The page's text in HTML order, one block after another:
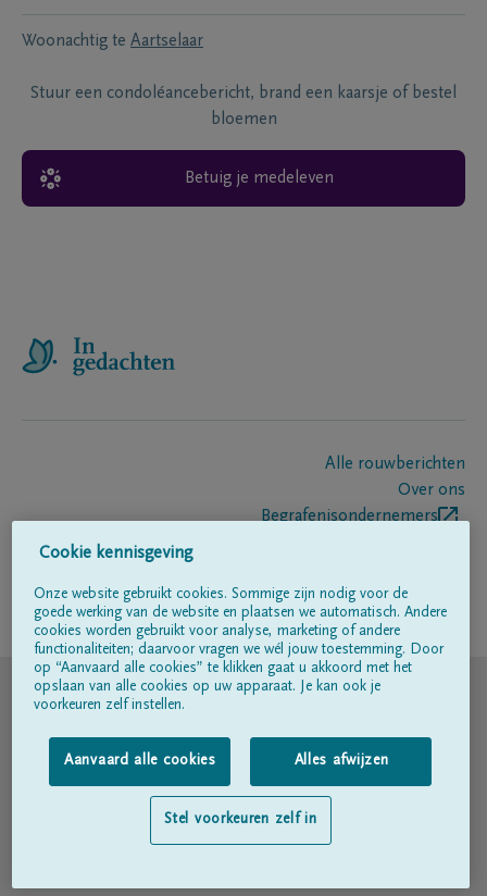
Woonachtig te Aartselaar
Stuur een condoléancebericht, brand een kaarsje of bestel
bloemen
Betuig je medeleven
Alle rouwberichten
Over ons
Begrafenisondernemers
Volg ons op
© DELA
Gebruiksvoorwaarden
Privacyverklaring
Toegankelijkheidsverklaring
Cookie kennisgeving
Onze website gebruikt cookies. Sommige zijn nodig voor de
goede werking van de website en plaatsen we automatisch. Andere
cookies worden gebruikt voor analyse, marketing of andere
functionaliteiten; daarvoor vragen we wél jouw toestemming. Door
op “Aanvaard alle cookies” te klikken gaat u akkoord met het
opslaan van alle cookies op uw apparaat. Je kan ook je
voorkeuren zelf instellen.
Aanvaard alle cookies Alles afwijzen
Stel voorkeuren zelf in